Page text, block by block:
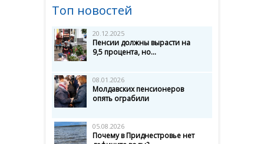
Топ новостей
20.12.2025
Пенсии должны вырасти на
9,5 процента, но...
08.01.2026
Молдавских пенсионеров
опять ограбили
05.08.2026
Почему в Приднестровье нет